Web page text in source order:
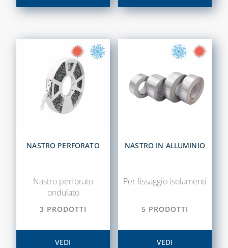
PRESSIONE
VALVOLE A
FARFALLA E FILTRI
A Y
VALVOLE DI ZONA
VALVOLE
SPORTELLI PER
CONTATORI
ACQUA E
CASSETTE E
NASTRO PERFORATO
Nastro perforato
ondulato
3 PRODOTTI
VEDI
NASTRO IN ALLUMINIO
Per fissaggio isolamenti
5 PRODOTTI
VEDI